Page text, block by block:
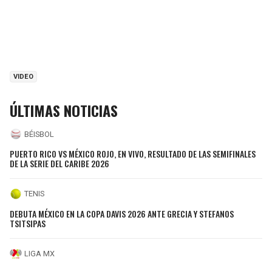
VIDEO
ÚLTIMAS NOTICIAS
BÉISBOL
PUERTO RICO VS MÉXICO ROJO, EN VIVO, RESULTADO DE LAS SEMIFINALES
DE LA SERIE DEL CARIBE 2026
TENIS
DEBUTA MÉXICO EN LA COPA DAVIS 2026 ANTE GRECIA Y STEFANOS
TSITSIPAS
LIGA MX